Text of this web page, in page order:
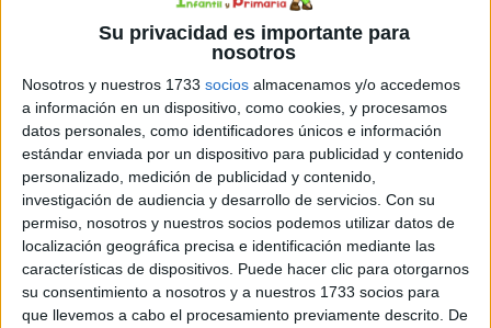
Su privacidad es importante para
nosotros
Nosotros y nuestros 1733 socios almacenamos y/o accedemos
a información en un dispositivo, como cookies, y procesamos
datos personales, como identificadores únicos e información
estándar enviada por un dispositivo para publicidad y contenido
personalizado, medición de publicidad y contenido,
investigación de audiencia y desarrollo de servicios. Con su
permiso, nosotros y nuestros socios podemos utilizar datos de
localización geográfica precisa e identificación mediante las
características de dispositivos. Puede hacer clic para otorgarnos
su consentimiento a nosotros y a nuestros 1733 socios para
que llevemos a cabo el procesamiento previamente descrito. De
palabras agudas llanas esdrújulas